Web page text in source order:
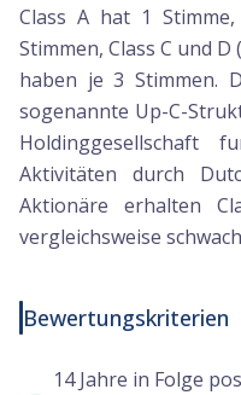
Class A hat 1
Stimmen, Class C und
haben je 3 Stimmen.
sogenannte Up-C-
Holdinggesellschaft
Aktivitäten durch
Aktionäre erhalten
vergleichsweise
Bewertungskriterien
14 Jahre in Folge